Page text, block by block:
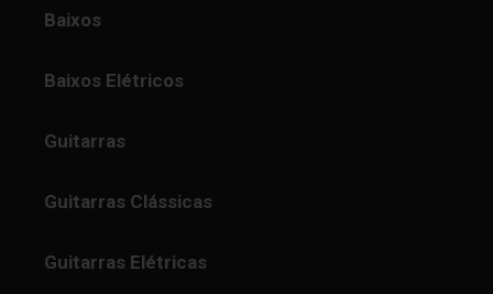
Baixos
Baixos Elétricos
Guitarras
Guitarras Clássicas
Guitarras Elétricas